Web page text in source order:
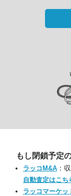
もし閉鎖予定
ラッコM&A ：
自動査定はこち
ラッコマーケッ